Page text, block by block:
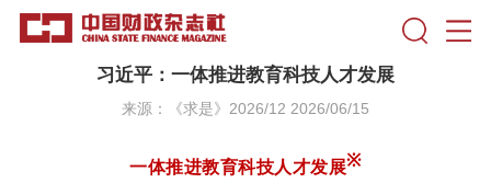
习近平：一体推进教育科技人才发展
来源：《求是》2026/12 2026/06/15
一体推进教育科技人才发展※